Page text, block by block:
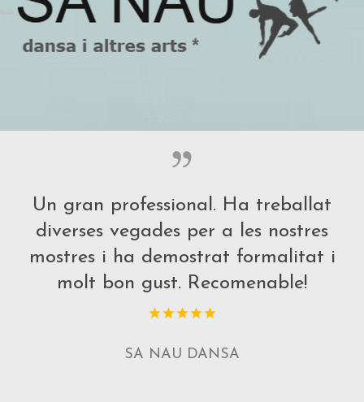
Un gran professional. Ha treballat
diverses vegades per a les nostres
mostres i ha demostrat formalitat i
molt bon gust. Recomenable!
SA NAU DANSA